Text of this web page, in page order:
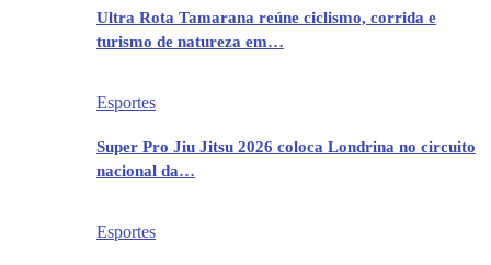
Ultra Rota Tamarana reúne ciclismo, corrida e
turismo de natureza em…
Esportes
Super Pro Jiu Jitsu 2026 coloca Londrina no circuito
nacional da…
Esportes